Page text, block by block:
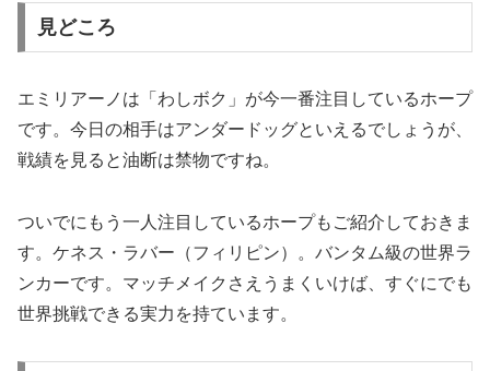
見どころ
エミリアーノは「わしボク」が今一番注目しているホープ
です。今日の相手はアンダードッグといえるでしょうが、
戦績を見ると油断は禁物ですね。
ついでにもう一人注目しているホープもご紹介しておきま
す。ケネス・ラバー（フィリピン）。バンタム級の世界ラ
ンカーです。マッチメイクさえうまくいけば、すぐにでも
世界挑戦できる実力を持ています。